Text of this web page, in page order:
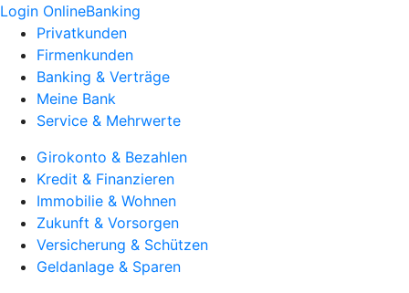
Login OnlineBanking
Privatkunden
Firmenkunden
Banking & Verträge
Meine Bank
Service & Mehrwerte
Girokonto & Bezahlen
Kredit & Finanzieren
Immobilie & Wohnen
Zukunft & Vorsorgen
Versicherung & Schützen
Geldanlage & Sparen